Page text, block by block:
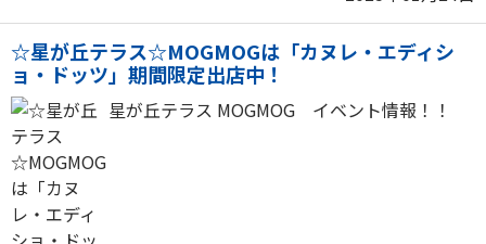
☆星が丘テラス☆MOGMOGは「カヌレ・エディシ
ョ・ドッツ」期間限定出店中！
星が丘テラス MOGMOG イベント情報！！